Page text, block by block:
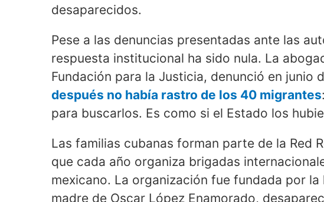
desaparecidos.
Pese a las denuncias presentadas ante las
respuesta institucional ha sido nula. La
Fundación para la Justicia, denunció en junio
después no había rastro de los 40 migrantes
para buscarlos. Es como si el Estado los
Las familias cubanas forman parte de la Red
que cada año organiza brigadas
mexicano. La organización fue fundada por la
madre de Oscar López Enamorado,